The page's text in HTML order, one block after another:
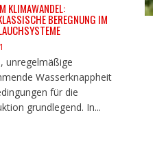
KLIMAWANDEL:
BEREGNUNG IM
unregelmäßige
Wasserknappheit
für die
grundlegend. In...